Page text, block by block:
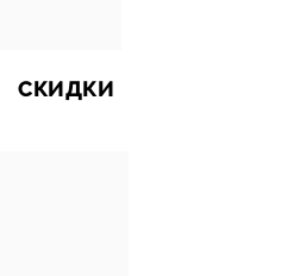
СКИДКИ